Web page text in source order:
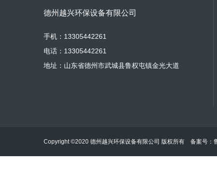
德州越兴环保设备有限公司
手机：13305442261
电话：13305442261
地址：山东省德州市武城县鲁权屯镇金光大道
Copyright ©2020 德州越兴环保设备有限公司 版权所有 备案号：